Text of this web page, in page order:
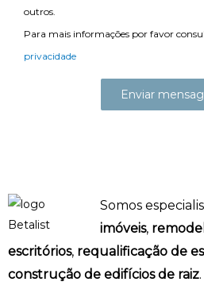
outros.
Para mais informações por favor
privacidade
Somos
imóveis,
escritórios, requalificação de
construção de edifícios de raiz.